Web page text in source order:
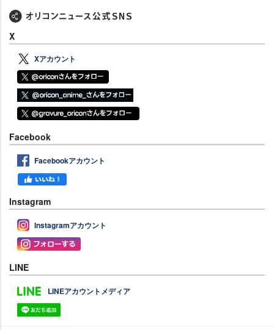
X
Xアカウント
Facebook
Facebookアカウント
Instagram
Instagramアカウント
LINE
LINEアカウントメディア